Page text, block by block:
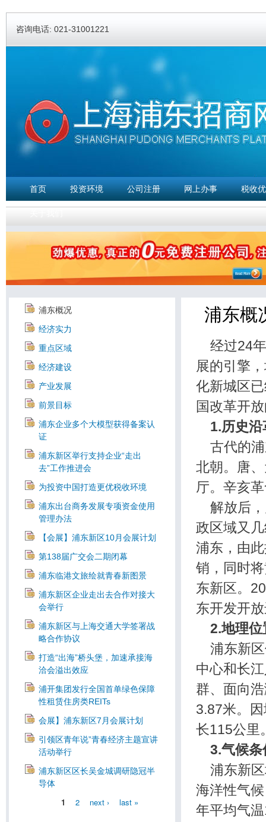
咨询电话: 021-31001221
首页 投资环境 公司注册 网上办事 税收
浦东概况
经济实力
重点区域
经济建设
产业发展
前景目标
浦东企业多个大模型获得备案认
证
浦东新区举行支持企业“走出
去”工作推进会
为投资中国打造更优税收环境
浦东出台商务发展专项资金使用
管理办法
【会展】浦东新区10月会展计划
第138届广交会二期闭幕
浦东临港文旅绘就青春新图景
浦东新区企业走出去合作对接大
会举行
浦东新区与上海交通大学签署战
略合作协议
打造“出海”桥头堡，加速承接海
洽会溢出效应
浦开集团发行全国首单绿色保障
性租赁住房类REITs
会展】浦东新区7月会展计划
引领区青年说”青春经济主题宣讲
活动举行
浦东新区区长吴金城调研隐冠半
导体
1 2 next › last »
浦东概
经过24年
展的引擎
化新城区
国改革开
1.历史沿
古代的浦
北朝。唐
厅。辛亥
解放后，
政区域又
浦东，由
销，同时
东新区。
东开发开
2.地理位
浦东新区
中心和长
群、面向
3.87米。
长115公里
3.气候条
浦东新区
海洋性气
年平均气